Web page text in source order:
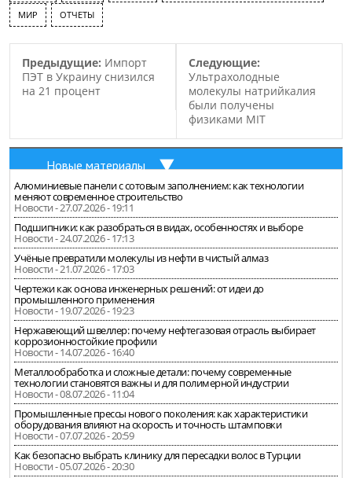
2012 годом ниже на 20%,
когда компания…
МИР ОТЧЕТЫ
Предыдущие: Импорт
ПЭТ в Украину снизился
на 21 процент
Следующие:
Ультрахолодные
молекулы натрийкалия
были получены
физиками MIT
Новые материалы
Алюминиевые панели с сотовым заполнением: как технологии
меняют современное строительство
Новости - 27.07.2026 - 19:11
Подшипники: как разобраться в видах, особенностях и выборе
Новости - 24.07.2026 - 17:13
Учёные превратили молекулы из нефти в чистый алмаз
Новости - 21.07.2026 - 17:03
Чертежи как основа инженерных решений: от идеи до
промышленного применения
Новости - 19.07.2026 - 19:23
Нержавеющий швеллер: почему нефтегазовая отрасль выбирает
коррозионностойкие профили
Новости - 14.07.2026 - 16:40
Металлообработка и сложные детали: почему современные
технологии становятся важны и для полимерной индустрии
Новости - 08.07.2026 - 11:04
Промышленные прессы нового поколения: как характеристики
оборудования влияют на скорость и точность штамповки
Новости - 07.07.2026 - 20:59
Как безопасно выбрать клинику для пересадки волос в Турции
Новости - 05.07.2026 - 20:30